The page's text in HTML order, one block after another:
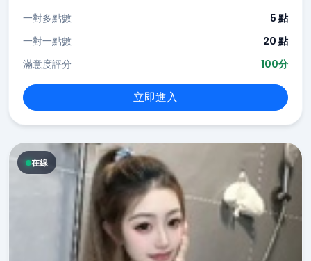
一對多點數
5 點
一對一點數
20 點
滿意度評分
100分
立即進入
在線